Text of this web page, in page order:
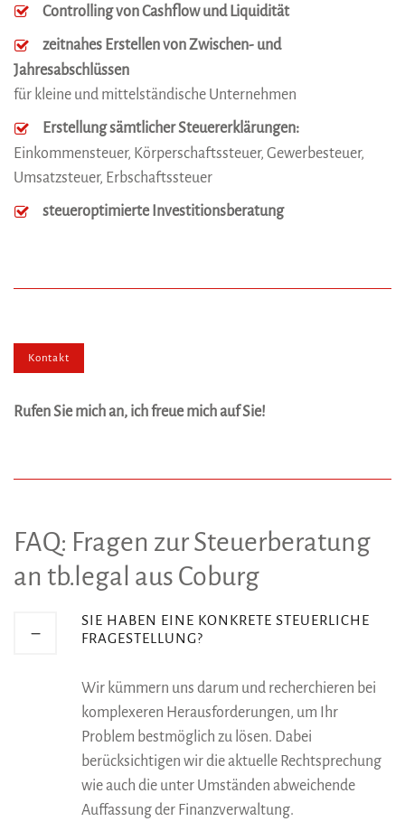
Controlling von Cashflow und Liquidität
zeitnahes Erstellen von Zwischen- und
Jahresabschlüssen
für kleine und mittelständische Unternehmen
Erstellung sämtlicher Steuererklärungen:
Einkommensteuer, Körperschaftssteuer, Gewerbesteuer,
Umsatzsteuer, Erbschaftssteuer
steueroptimierte Investitionsberatung
Kontakt
Rufen Sie mich an, ich freue mich auf Sie!
FAQ: Fragen zur Steuerberatung
an tb.legal aus Coburg
SIE HABEN EINE KONKRETE STEUERLICHE
FRAGESTELLUNG?
Wir kümmern uns darum und recherchieren bei
komplexeren Herausforderungen, um Ihr
Problem bestmöglich zu lösen. Dabei
berücksichtigen wir die aktuelle Rechtsprechung
wie auch die unter Umständen abweichende
Auffassung der Finanzverwaltung.